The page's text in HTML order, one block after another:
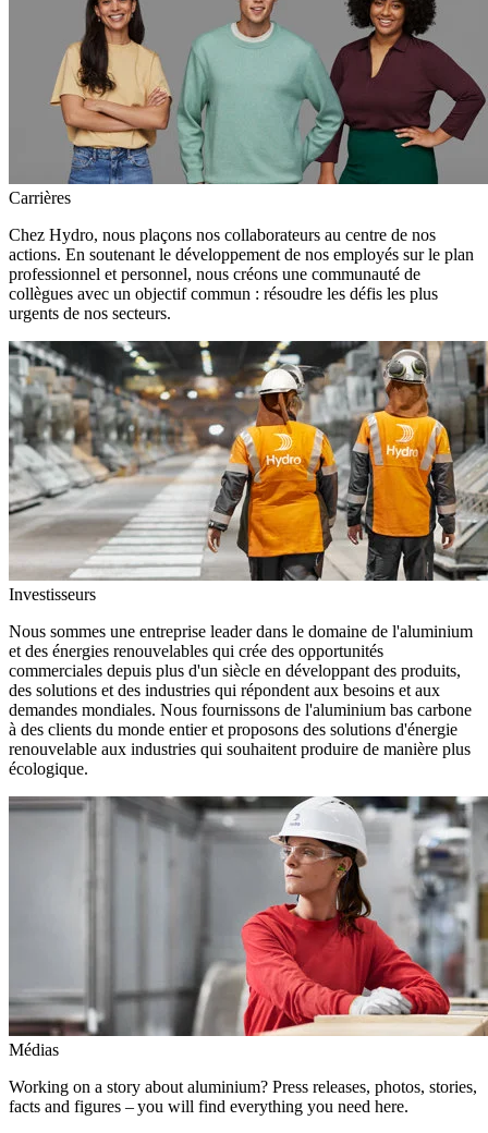
Carrières
Chez Hydro, nous plaçons nos collaborateurs au centre de nos
actions. En soutenant le développement de nos employés sur le plan
professionnel et personnel, nous créons une communauté de
collègues avec un objectif commun : résoudre les défis les plus
urgents de nos secteurs.
Investisseurs
Nous sommes une entreprise leader dans le domaine de l'aluminium
et des énergies renouvelables qui crée des opportunités
commerciales depuis plus d'un siècle en développant des produits,
des solutions et des industries qui répondent aux besoins et aux
demandes mondiales. Nous fournissons de l'aluminium bas carbone
à des clients du monde entier et proposons des solutions d'énergie
renouvelable aux industries qui souhaitent produire de manière plus
écologique.
Médias
Working on a story about aluminium? Press releases, photos, stories,
facts and figures – you will find everything you need here.